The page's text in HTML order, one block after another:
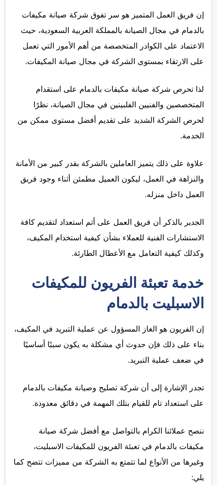
إن فريق العمل المتميز هو سر تفوق شركة صيانة مكيفات
بالدمام في مجال الصيانة بالمملكة العربية السعودية، حيث
الاعتماد على الكوادر المتخصصة من أهم الأمور التي تعمل
على الارتقاء بمستوى الشركة في مجال صيانة المكيفات.
لذا تحرص شركة صيانة مكيفات بالدمام على استقدام
المتخصصين والفنيين الفلبينين في مجال الصيانة، نظرًا
لحرص الشركة الشديد على تقديم أفضل مستوى ممكن من
الخدمة.
علاوة على ذلك يتميز العاملين بالشركة بقدر كبير من الأمانة
والنزاهة في العمل، ليكون العميل مطمئن أثناء وجود فريق
العمل داخل منزله.
الجدير بالذكر أن فريق العمل على أتم استعداد لتقديم كافة
الاستشارات الفنية للعملاء بشأن كيفية استخدام المكيف،
وكذلك كيفية التعامل مع الأعطال الطارئة.
خدمة تعبئة الفريون للمكيفات
الاسبليت بالدمام
إن الفريون هو الغاز المسؤول عن عملية التبريد في المكيف،
بناء على ذلك فإن حدوث أي مشكلة به يكون سببًا أساسيًا
في ضعف عملية التبريد.
تجدر الإشارة إلى أن شركة تصليح وصيانة مكيفات بالدمام
على استعداد تام للقيام بتلك المهمة في دقائق معدودة.
ننصح عملائنا الكرام بالتواصل مع أفضل شركة صيانة
مكيفات بالدمام في تعبئة الفريون للمكيفات الاسبليت،
وغيرها من الأنواع لما تتمتع به الشركة من مميزات تتضح كما
يلي: